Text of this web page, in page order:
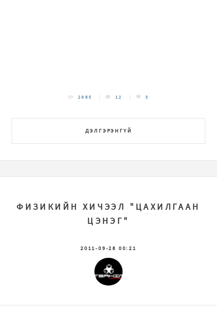
ДЭЛГЭРЭНГҮЙ
2685 12 3
ФИЗИКИЙН ХИЧЭЭЛ "ЦАХИЛГААН
ЦЭНЭГ"
2011-09-28 00:21